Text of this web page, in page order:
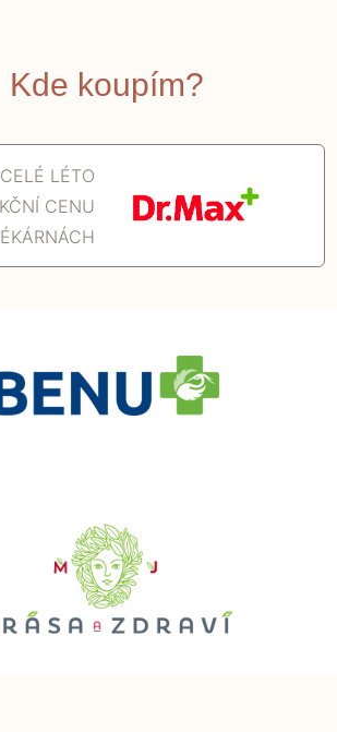
Kde koupím?
CELÉ LÉTO
CENU
Kliknutí
Kliknutí